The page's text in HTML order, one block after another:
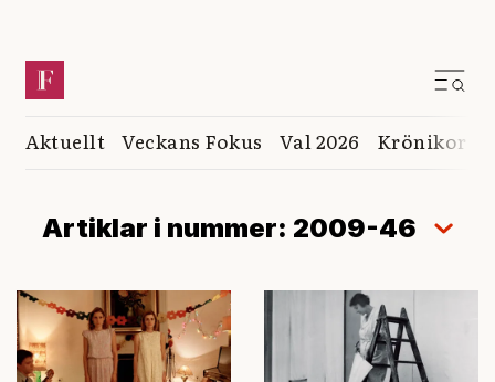
Aktuellt Veckans Fokus Val 2026 Krönikor
Artiklar i nummer: 2009-46